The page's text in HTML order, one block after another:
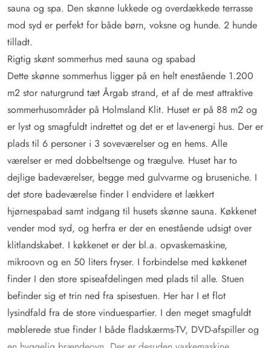
sauna og spa. Den skønne lukkede og overdækkede terrasse
mod syd er perfekt for både børn, voksne og hunde. 2 hunde
tilladt.
Rigtig skønt sommerhus med sauna og spabad
Dette skønne sommerhus ligger på en helt enestående 1.200
m2 stor naturgrund tæt Årgab strand, et af de mest attraktive
sommerhusområder på Holmsland Klit. Huset er på 88 m2 og
er lyst og smagfuldt indrettet og det er et lav-energi hus. Der er
plads til 6 personer i 3 soveværelser og en hems. Alle
værelser er med dobbeltsenge og trægulve. Huset har to
dejlige badeværelser, begge med gulvvarme og bruseniche. I
det store badeværelse finder I endvidere et lækkert
hjørnespabad samt indgang til husets skønne sauna. Køkkenet
vender mod syd, og herfra er der en enestående udsigt over
klitlandskabet. I køkkenet er der bl.a. opvaskemaskine,
mikroovn og en 50 liters fryser. I forbindelse med køkkenet
finder I den store spiseafdelingen med plads til alle. Stuen
befinder sig et trin ned fra spisestuen. Her har I et flot
lysindfald fra de store vinduespartier. I den meget smagfuldt
møblerede stue finder I både fladskærms-TV, DVD-afspiller og